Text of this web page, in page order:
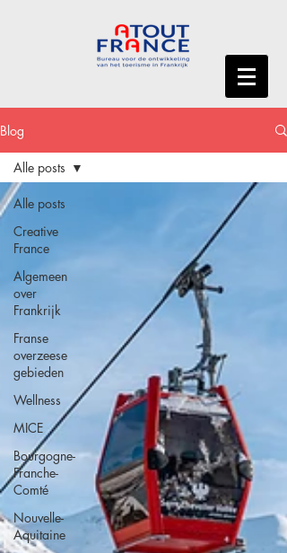
Blog
Alle posts
Creative
France
Algemeen
over
Frankrijk
Franse
overzeese
gebieden
Wellness
MICE
Bourgogne-
Franche-
Comté
Nouvelle-
Aquitaine
Alle posts